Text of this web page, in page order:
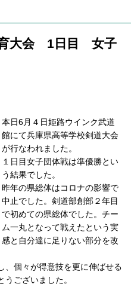
育大会 1日目 女子
本日6月４日姫路ウインク武道
館にて兵庫県高等学校剣道大会
が行なわれました。
１日目女子団体戦は準優勝とい
う結果でした。
昨年の県総体はコロナの影響で
中止でした。剣道部創部２年目
で初めての県総体でした。チー
ム一丸となって戦えたという実
感と自分達に足りない部分を改
、個々が得意技を更に伸ばせる
ございました。